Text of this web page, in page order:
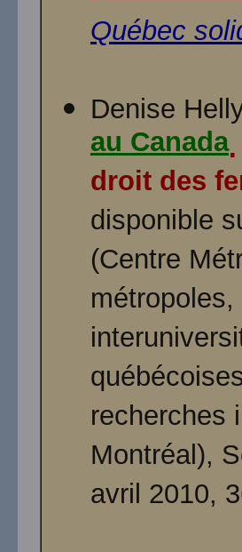
Québec
Denise
au Canada
droit des
disponible
(Centre
recherches
Montréal),
avril 2010,